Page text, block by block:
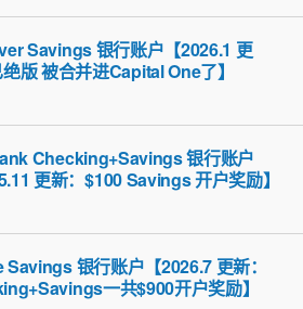
Savings 银行账户【2026.1 更
版 被合并进Capital One了】
Checking+Savings 银行账户
更新：$100 Savings 开户奖励】
银行账户【2026.7 更新：
一共$900开户奖励】